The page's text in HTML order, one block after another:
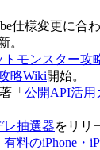
仕様変更に合わ
。
トモンスター攻
略Wiki開始。
「 公開API活用
レ抽選器をリリ
料のiPhone・